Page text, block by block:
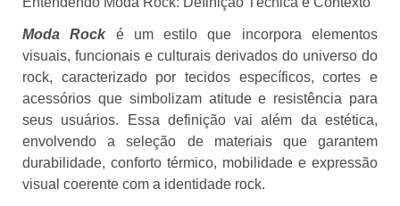
Moda Rocké um estilo que incorpora elementos
visuais, funcionais e culturais derivados do universo do
rock, caracterizado por tecidos específicos, cortes e
acessórios que simbolizam atitude e resistência para
seus usuários. Essa definição vai além da estética,
envolvendo a seleção de materiais que garantem
durabilidade, conforto térmico, mobilidade e expressão
visual coerente com a identidade rock.